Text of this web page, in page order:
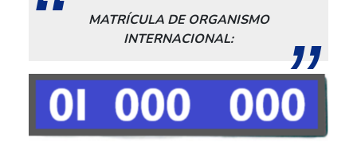
MATRÍCULA DE ORGANISMO
INTERNACIONAL: